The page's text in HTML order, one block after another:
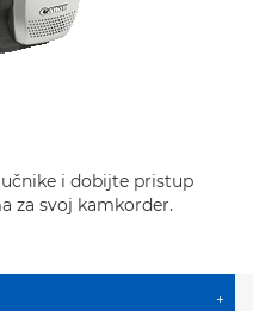
i dobijte pristup
za svoj kamkorder.
+